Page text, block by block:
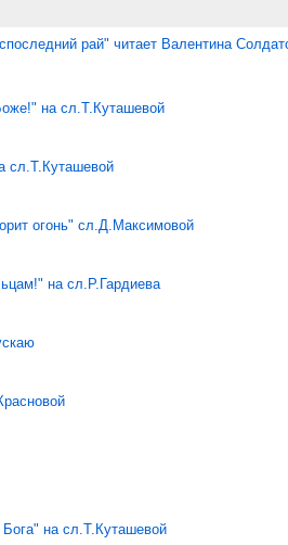
рай" читает Валентина
на сл.Т.Куташевой
сл.Т.Куташевой
огонь" сл.Д.Максимовой
на сл.Р.Гардиева
на сл.Т.Куташевой